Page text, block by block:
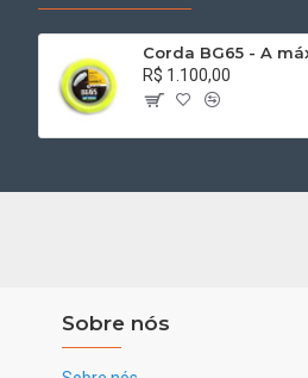
R$ 1.100,00
Sobre nós